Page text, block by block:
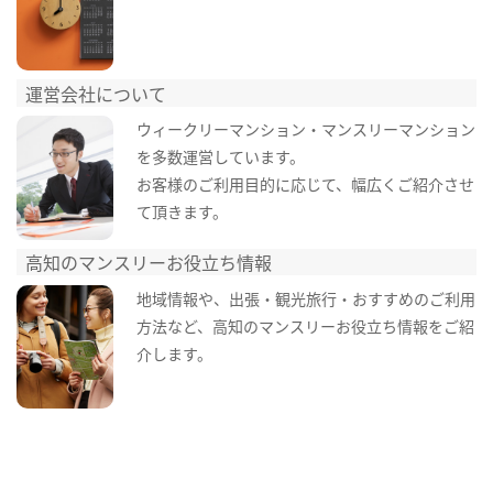
運営会社について
ウィークリーマンション・マンスリーマンション
を多数運営しています。
お客様のご利用目的に応じて、幅広くご紹介させ
て頂きます。
高知のマンスリーお役立ち情報
地域情報や、出張・観光旅行・おすすめのご利用
方法など、高知のマンスリーお役立ち情報をご紹
介します。